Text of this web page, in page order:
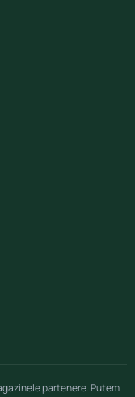
partenere. Putem